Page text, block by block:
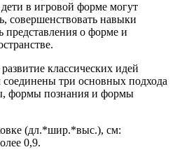
в игровой форме могут
совершенствовать навыки
представления о форме и
классических идей
три основных подхода
формы познания и формы
(дл.*шир.*выс.), см:
0,9.